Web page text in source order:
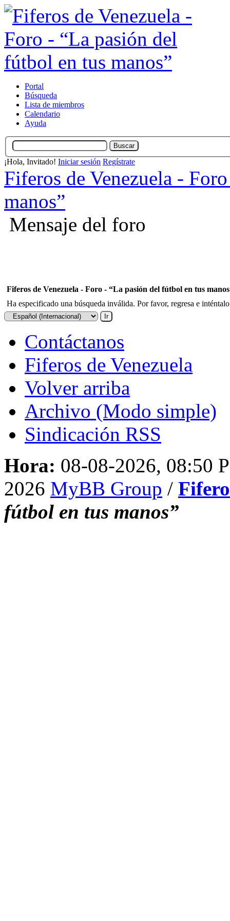
Portal
Búsqueda
Lista de miembros
Calendario
Ayuda
¡Hola, Invitado! Iniciar sesión Regístrate
Fiferos de Venezuela -
manos”
Mensaje del foro
Fiferos de Venezuela - Foro - “La pasión del fútbol en tus
Ha especificado una búsqueda inválida. Por favor, regresa e
Contáctanos
Fiferos de Venezuela
Volver arriba
Archivo (Modo simple)
Sindicación RSS
Hora: 08-08-2026, 08:50
2026 MyBB Group /
fútbol en tus manos”